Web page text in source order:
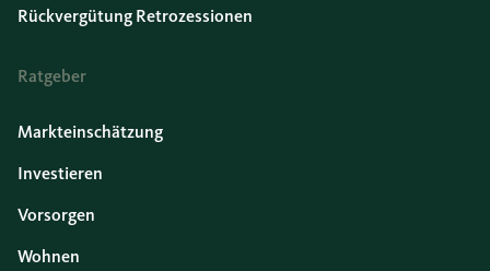
Rückvergütung Retrozessionen
Ratgeber
Markteinschätzung
Investieren
Vorsorgen
Wohnen